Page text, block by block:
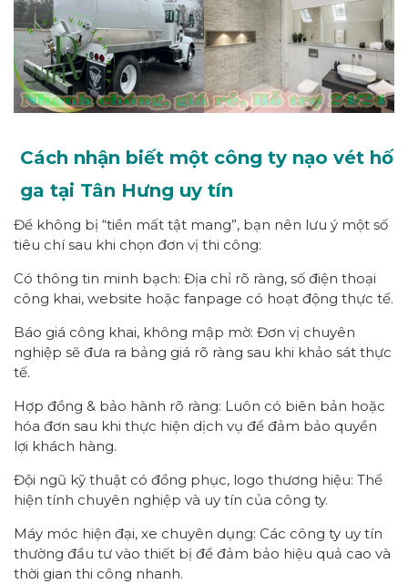
Cách nhận biết một công ty nạo vét hố
ga tại Tân Hưng uy tín
Để không bị “tiền mất tật mang”, bạn nên lưu ý một số
tiêu chí sau khi chọn đơn vị thi công:
Có thông tin minh bạch: Địa chỉ rõ ràng, số điện thoại
công khai, website hoặc fanpage có hoạt động thực tế.
Báo giá công khai, không mập mờ: Đơn vị chuyên
nghiệp sẽ đưa ra bảng giá rõ ràng sau khi khảo sát thực
tế.
Hợp đồng & bảo hành rõ ràng: Luôn có biên bản hoặc
hóa đơn sau khi thực hiện dịch vụ để đảm bảo quyền
lợi khách hàng.
Đội ngũ kỹ thuật có đồng phục, logo thương hiệu: Thể
hiện tính chuyên nghiệp và uy tín của công ty.
Máy móc hiện đại, xe chuyên dụng: Các công ty uy tín
thường đầu tư vào thiết bị để đảm bảo hiệu quả cao và
thời gian thi công nhanh.